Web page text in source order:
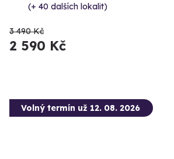
(+ 40 dalších lokalit)
3 490 Kč
2 590 Kč
Volný termín už 12. 08. 2026